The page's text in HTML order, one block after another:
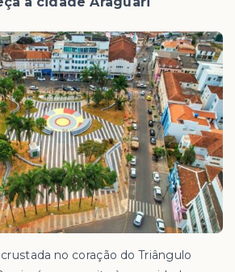
no coração do Triângulo